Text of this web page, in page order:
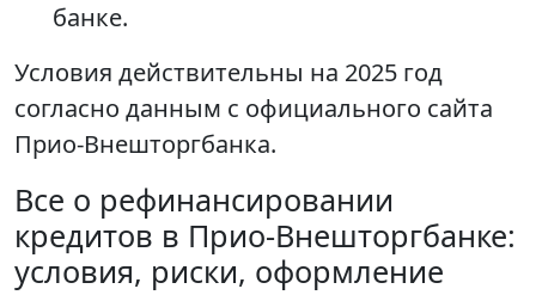
банке.
Условия действительны на 2025 год
согласно данным с официального сайта
Прио-Внешторгбанка.
Все о рефинансировании
кредитов в Прио-Внешторгбанке:
условия, риски, оформление